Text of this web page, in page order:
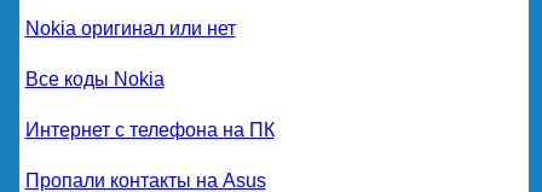
Nokia оригинал или нет
Все коды Nokia
Интернет с телефона на ПК
Пропали контакты на Asus